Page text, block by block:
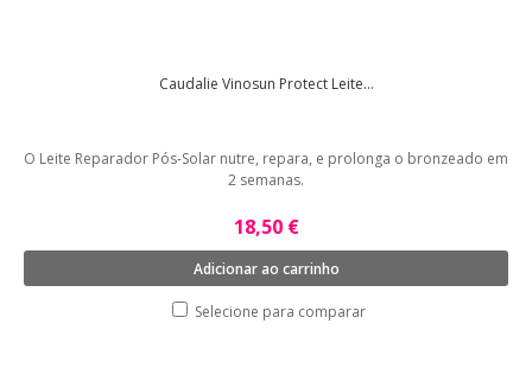
Caudalie Vinosun Protect Leite...
O Leite Reparador Pós-Solar nutre, repara, e prolonga o bronzeado em
2 semanas.
18,50 €
Adicionar ao carrinho
Selecione para comparar